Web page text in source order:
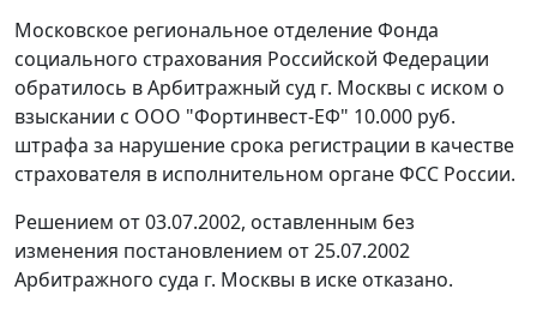
Московское региональное отделение Фонда
социального страхования Российской Федерации
обратилось в Арбитражный суд г. Москвы с иском о
взыскании с ООО "Фортинвест-ЕФ" 10.000 руб.
штрафа за нарушение срока регистрации в качестве
страхователя в исполнительном органе ФСС России.
Решением от 03.07.2002, оставленным без
изменения постановлением от 25.07.2002
Арбитражного суда г. Москвы в иске отказано.